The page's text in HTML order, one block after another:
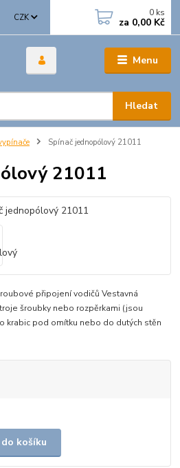
Menu
CZK
Hledat
0 ks
za 0,00 Kč
Spínač jednopólový 21011
21011
připojení vodičů Vestavná
šroubky nebo rozpěrkami (jsou
krabic pod omítku nebo do dutých stěn
košíku